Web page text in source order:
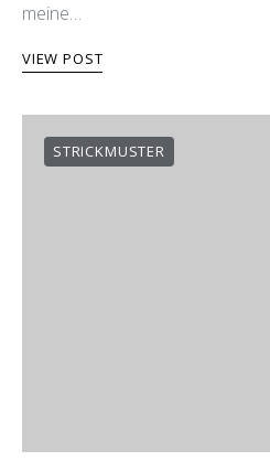
meine…
VIEW POST
STRICKMUSTER